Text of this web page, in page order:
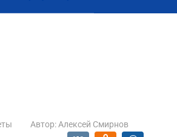
Автор: Алексей Смирнов